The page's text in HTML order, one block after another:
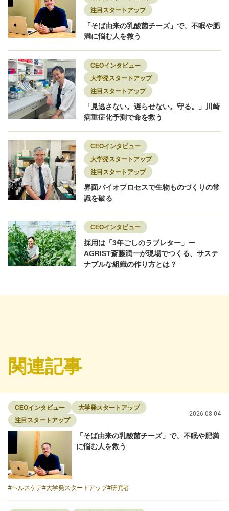
注目スタートアップ
「そば由来の乳酸菌チーズ」で、不眠や肥
満に悩む人を救う
CEOインタビュー
大学発スタートアップ
注目スタートアップ
「見逃さない。遅らせない。守る。」川崎
病重症化予測で命を救う
CEOインタビュー
大学発スタートアップ
注目スタートアップ
界面バイオプロセスで生物ものづくりの常
識を破る
CEOインタビュー
採用は「3年ごしのラブレター」ー
AGRIST斎藤潤一が現場でつくる、サステ
ナブルな組織の作り方とは？
関連記事
CEOインタビュー
大学発スタートアップ
注目スタートアップ
2026.08.04
「そば由来の乳酸菌チーズ」で、不眠や肥満
に悩む人を救う
ヘルスケア 大学発スタートアップ 研究者